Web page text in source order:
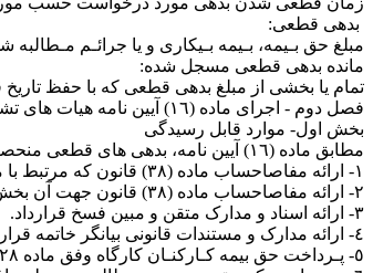
‏‏‏‏‏ بدهی قطعی:
مبلغ حق بـیمه، بـیمه بـیکاری و یا جرائـم مـطالبه شده بـابـت
‏‏‏‏‏‏مانده بدهی قطعی مسجل شده:
تمام یا بخشی از مبلغ بدهی قطعی که با حفظ
فصل دوم ‏‏‏‏‏- اجرای ماده (١٦) آیین نامه هیات های تشخیص مطالبات
بخش اول‏‏‏‏‏‏‏‏‏‏- موارد قابل رسیدگی
مطابق ماده (١٦) آیین نامه، بدهی های قطعی منحصراً در جهات ذیل قابل بازنگری می باشند:
١‏‏‏‏‏‏‏‏‏‏- ارائه مفاصاحساب ماده (٣٨) قانون که مرتبط با موضوع بدهی قطعی می باشد.
٢‏‏‏‏‏‏‏‏‏‏- ارائه مفاصاحساب ماده (٣٨) قانون جهت آن بخش از کارکرد قرارداد اصلی که توسط مقاطعه کاران فرعی انجام گردیده است.
٣‏‏‏‏‏‏‏‏‏‏- ارائه اسناد و مدارک متقن و مبین فسخ قرارداد.
٤‏‏‏‏‏‏‏‏‏‏- ارائه مدارک و مستندات قانونی بیانگر خاتمه قرارداد پیش از اتمام عملیات موضوع آن.
٥‏‏‏‏‏‏‏‏‏‏- پـرداخت حق بیمه کـارکنـان کارگاه وفق ماده ٢٨ قانون و مطالبه حق بیمه بابت همان بیمه شدگان در دوره واحد از سوی شعبه دیگر بصورت مضاعف و تکراری.